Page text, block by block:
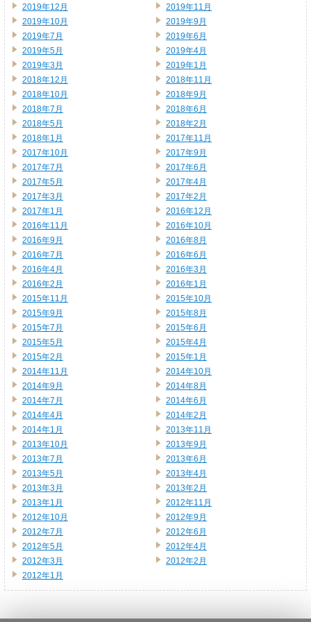
2019年12月
2019年11月
2019年10月
2019年9月
2019年7月
2019年6月
2019年5月
2019年4月
2019年3月
2019年1月
2018年12月
2018年11月
2018年10月
2018年9月
2018年7月
2018年6月
2018年5月
2018年2月
2018年1月
2017年11月
2017年10月
2017年9月
2017年7月
2017年6月
2017年5月
2017年4月
2017年3月
2017年2月
2017年1月
2016年12月
2016年11月
2016年10月
2016年9月
2016年8月
2016年7月
2016年6月
2016年4月
2016年3月
2016年2月
2016年1月
2015年11月
2015年10月
2015年9月
2015年8月
2015年7月
2015年6月
2015年5月
2015年4月
2015年2月
2015年1月
2014年11月
2014年10月
2014年9月
2014年8月
2014年7月
2014年6月
2014年4月
2014年2月
2014年1月
2013年11月
2013年10月
2013年9月
2013年7月
2013年6月
2013年5月
2013年4月
2013年3月
2013年2月
2013年1月
2012年11月
2012年10月
2012年9月
2012年7月
2012年6月
2012年5月
2012年4月
2012年3月
2012年2月
2012年1月